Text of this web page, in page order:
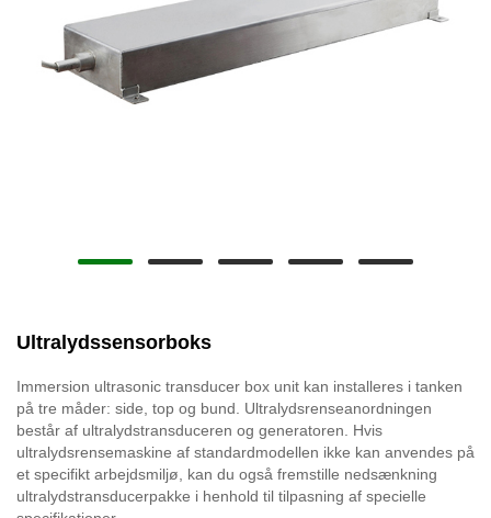
Ultralydssensorboks
Immersion ultrasonic transducer box unit kan installeres i tanken
på tre måder: side, top og bund. Ultralydsrenseanordningen
består af ultralydstransduceren og generatoren. Hvis
ultralydsrensemaskine af standardmodellen ikke kan anvendes på
et specifikt arbejdsmiljø, kan du også fremstille nedsænkning
ultralydstransducerpakke i henhold til tilpasning af specielle